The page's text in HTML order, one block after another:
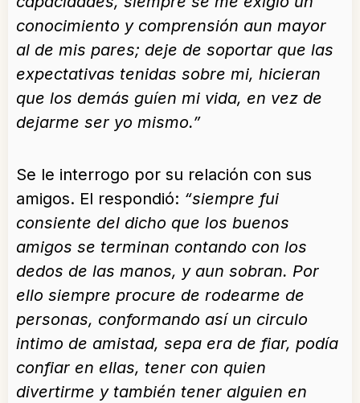
conocimiento y comprensión aun mayor
al de mis pares; deje de soportar que las
expectativas tenidas sobre mi, hicieran
que los demás guíen mi vida, en vez de
dejarme ser yo mismo.”
Se le interrogo por su relación con sus
amigos. El respondió: “siempre fui
consiente del dicho que los buenos
amigos se terminan contando con los
dedos de las manos, y aun sobran. Por
ello siempre procure de rodearme de
personas, conformando así un circulo
intimo de amistad, sepa era de fiar, podía
confiar en ellas, tener con quien
divertirme y también tener alguien en